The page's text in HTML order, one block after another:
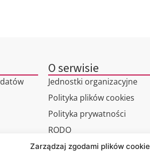
Zarządzaj zgodami plików cookie
O serwisie
Jednostki organizacyjne
Polityka plików cookies
Polityka prywatności
RODO
Wirtualny spacer